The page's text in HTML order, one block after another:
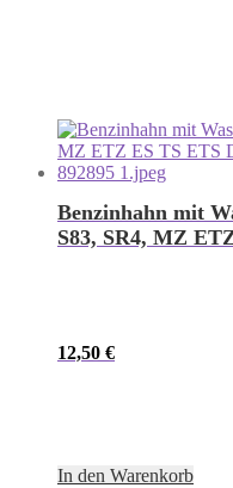
Benzinhahn mit
S83, SR4, MZ
12,50 €
In den Warenkorb